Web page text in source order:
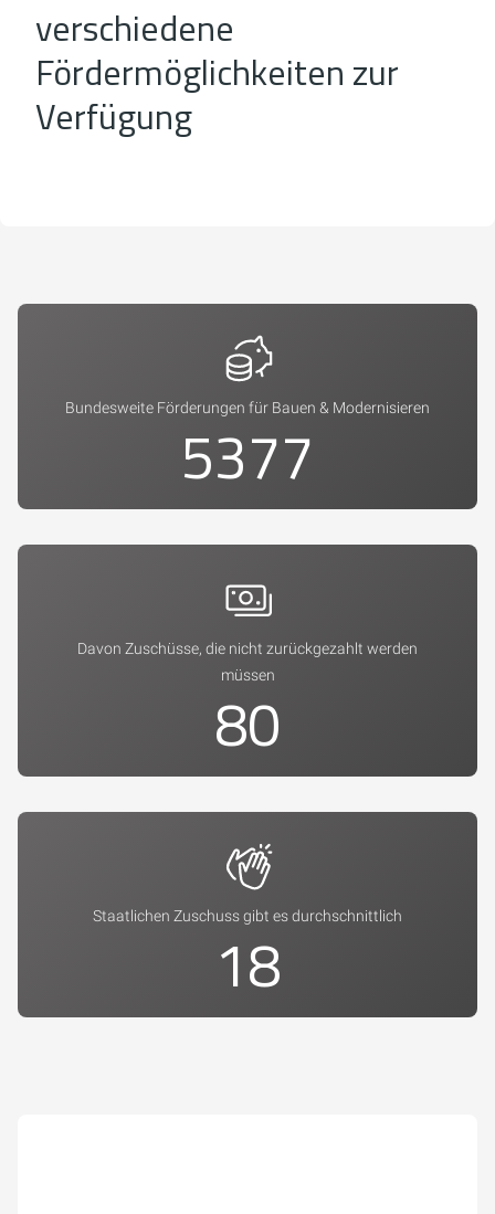
verschiedene
Fördermöglichkeiten zur
Verfügung
5773
Bundesweite Förderungen für Bauen & Modernisieren
86
Davon Zuschüsse, die nicht zurückgezahlt werden
müssen
19
Staatlichen Zuschuss gibt es durchschnittlich